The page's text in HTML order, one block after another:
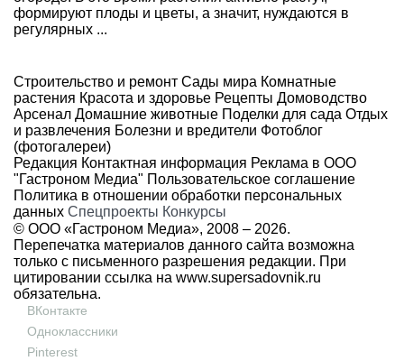
формируют плоды и цветы, а значит, нуждаются в
регулярных ...
Строительство и ремонт Сады мира Комнатные
растения Красота и здоровье Рецепты Домоводство
Арсенал Домашние животные Поделки для сада Отдых
и развлечения Болезни и вредители Фотоблог
(фотогалереи)
Редакция Контактная информация Реклама в ООО
"Гастроном Медиа" Пользовательское соглашение
Политика в отношении обработки персональных
данных Спецпроекты Конкурсы
© ООО «Гастроном Медиа», 2008 – 2026.
Перепечатка материалов данного сайта возможна
только с письменного разрешения редакции. При
цитировании ссылка на www.supersadovnik.ru
обязательна.
ВКонтакте
Одноклассники
Pinterest